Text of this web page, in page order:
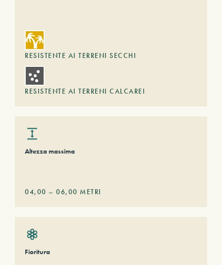
RESISTENTE AI TERRENI SECCHI
RESISTENTE AI TERRENI CALCAREI
Altezza massima
04,00 – 06,00 METRI
Fioritura